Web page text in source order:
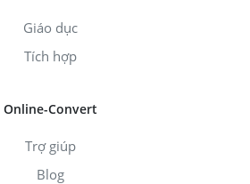
Giáo dục
Tích hợp
Online-Convert
Trợ giúp
Blog